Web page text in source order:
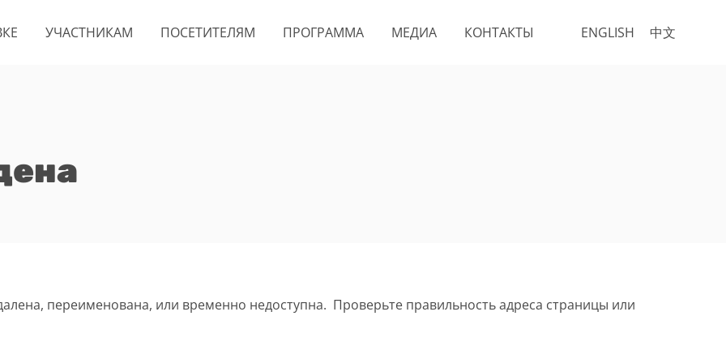
ENGLISH 中文
УЧАСТНИКАМ ПОСЕТИТЕЛЯМ ПРОГРАММА МЕДИА КОНТАКТЫ
переименована, или временно недоступна. Проверьте правильность адреса страницы или